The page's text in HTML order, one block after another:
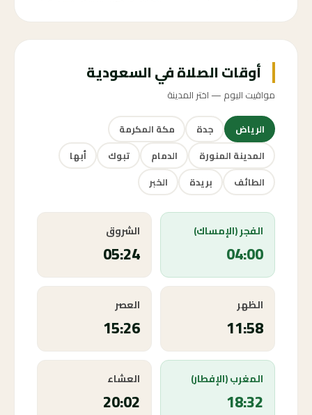
أوقات الصلاة في السعودية
مواقيت اليوم — اختر المدينة
الرياض جدة
مكة المكرمة
المدينة المنورة
الدمام تبوك
أبها
الطائف
بريدة الخبر
الفجر (الإمساك)
04:00
الشروق
05:24
الظهر
11:58
العصر
15:26
المغرب (الإفطار)
18:32
العشاء
20:02